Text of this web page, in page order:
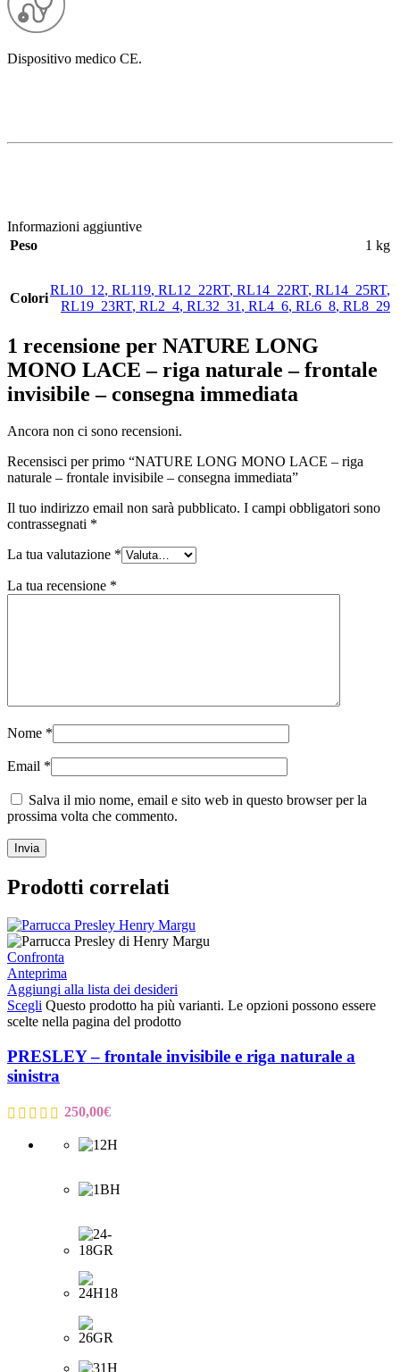
Dispositivo medico CE.
Informazioni aggiuntive
Peso
1 kg
Colori
RL10_12, RL119, RL12_22RT, RL14_22RT, RL14_25RT,
RL19_23RT, RL2_4, RL32_31 , RL4_6, RL6_8, RL8_29
1 recensione per NATURE LONG
MONO LACE – riga naturale – frontale
invisibile – consegna immediata
Ancora non ci sono recensioni.
Recensisci per primo “NATURE LONG MONO LACE – riga
naturale – frontale invisibile – consegna immediata”
Il tuo indirizzo email non sarà pubblicato. I campi obbligatori sono
contrassegnati *
La tua valutazione *
La tua recensione *
Nome *
Email *
Salva il mio nome, email e sito web in questo browser per la
prossima volta che commento.
Prodotti correlati
Confronta
Anteprima
Aggiungi alla lista dei desideri
Scegli Questo prodotto ha più varianti. Le opzioni possono essere
scelte nella pagina del prodotto
PRESLEY – frontale invisibile e riga naturale a
sinistra
250,00€